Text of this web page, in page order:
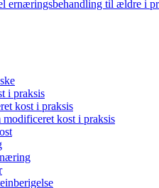
ernæringsbehandling til ældre i
i praksis
kost i praksis
modificeret kost i praksis